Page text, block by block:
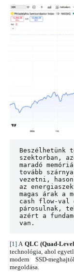
Beszélhetünk
szektorban,
maradó
tovább
vezetni,
az
magas árak a
cash flow-
párosulnak,
azért a
van.
[1] A QLC (Quad-
technológia, ahol
modern SSD-
megoldása.